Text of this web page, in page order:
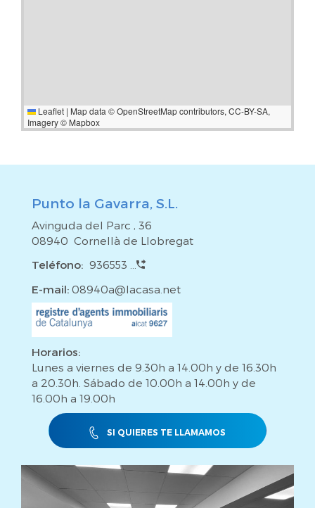
Leaflet | Map data ©OpenStreetMapcontributors, CC-BY-SA,
Imagery © Mapbox
Punto la Gavarra, S.L.
Avinguda del Parc , 36
08940 Cornellà de Llobregat
Teléfono: 936553 ...
E-mail: 08940a@lacasa.net
Horarios:
Lunes a viernes de 9.30h a 14.00h y de 16.30h
a 20.30h. Sábado de 10.00h a 14.00h y de
16.00h a 19.00h
SI QUIERES TE LLAMAMOS